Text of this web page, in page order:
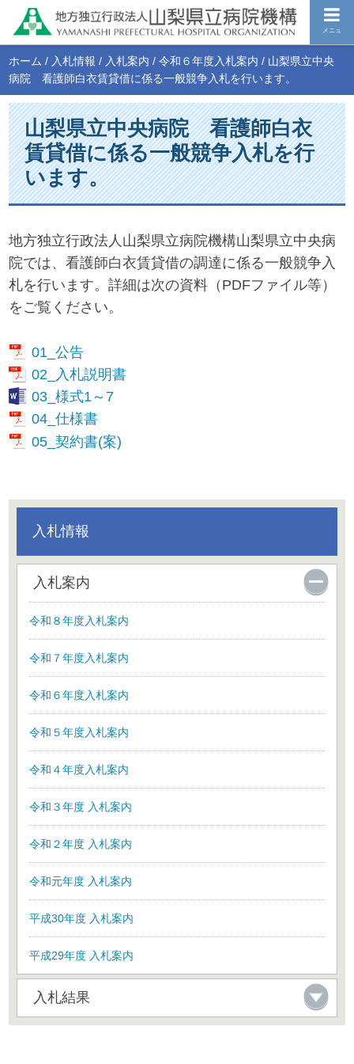
メニュ
ホーム / 入札情報 / 入札案内 /令和６年度入札案内 / 山梨県立中央
病院 看護師白衣賃貸借に係る一般競争入札を行います。
山梨県立中央病院 看護師白衣
賃貸借に係る一般競争入札を行
います。
地方独立行政法人山梨県立病院機構山梨県立中央病
院では、看護師白衣賃貸借の調達に係る一般競争入
札を行います。詳細は次の資料（PDFファイル等）
をご覧ください。
01_公告
02_入札説明書
03_様式1～7
04_仕様書
05_契約書(案)
入札情報
入札案内
令和８年度入札案内
令和７年度入札案内
令和６年度入札案内
令和５年度入札案内
令和４年度入札案内
令和３年度 入札案内
令和２年度 入札案内
令和元年度 入札案内
平成30年度 入札案内
平成29年度 入札案内
入札結果